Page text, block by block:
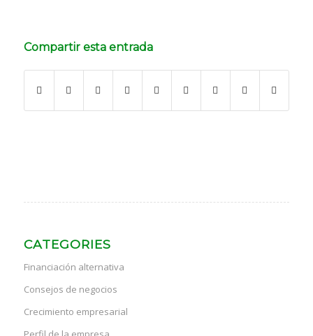
Compartir esta entrada
CATEGORIES
Financiación alternativa
Consejos de negocios
Crecimiento empresarial